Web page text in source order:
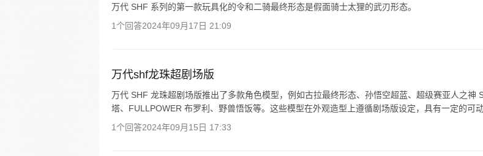
万代 SHF 系列的第一款玩具化的令和二骑最终形态是假面骑士太狸的武刃形态。
1个回答2024年09月17日 21:09
万代shf龙珠超剧场版
万代 SHF 龙珠超剧场版推出了多款角色模型，例如古拉最终形态、孙悟空超蓝、超级赛亚人之神
塔、FULLPOWER 布罗利、野兽悟饭等。这些模型在外观造型上遵循剧场版设定，具有一定的可动
1个回答2024年09月15日 17:33